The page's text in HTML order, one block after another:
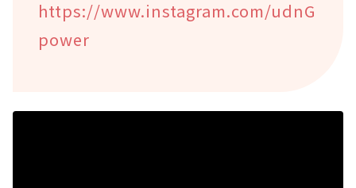
https://www.instagram.com/udnG
power